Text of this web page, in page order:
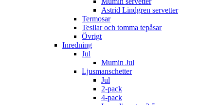
Astrid Lindgren servetter
Termosar
Tesilar och tomma tepåsar
Övrigt
Inredning
Jul
Mumin Jul
Ljusmanschetter
Jul
2-pack
4-pack